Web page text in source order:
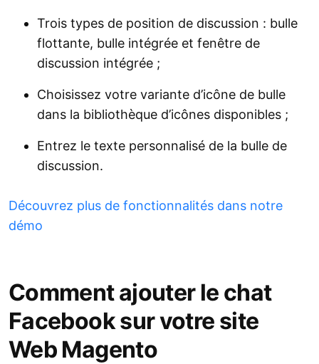
Trois types de position de discussion : bulle
flottante, bulle intégrée et fenêtre de
discussion intégrée ;
Choisissez votre variante d’icône de bulle
dans la bibliothèque d’icônes disponibles ;
Entrez le texte personnalisé de la bulle de
discussion.
Découvrez plus de fonctionnalités dans notre
démo
Comment ajouter le chat
Facebook sur votre site
Web Magento